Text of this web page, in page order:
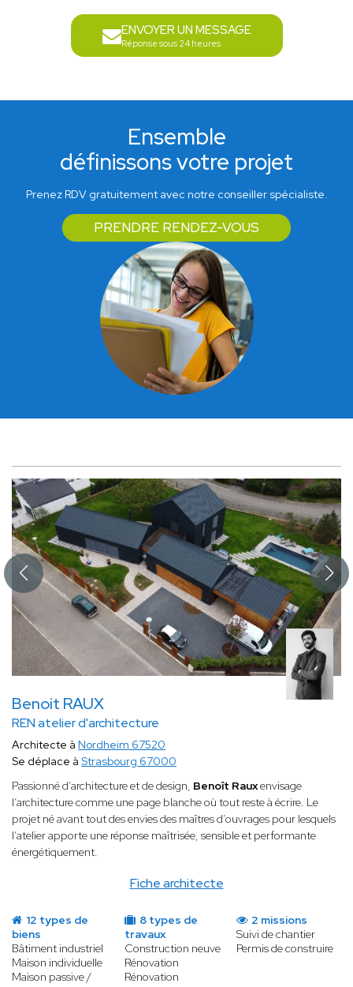
ENVOYER UN MESSAGE
Réponse sous 24 heures
Ensemble
définissons votre projet
Prenez RDV gratuitement avec notre conseiller spécialiste.
PRENDRE RENDEZ-VOUS
Benoit RAUX
REN atelier d'architecture
Fiche architecte
Architecte à Nordheim 67520
Se déplace à Strasbourg 67000
Passionné d’architecture et de design, Benoît Rauxenvisage
l’architecture comme une page blanche où tout reste à écrire. Le
projet né avant tout des envies des maîtres d’ouvrages pour lesquels
l’atelier apporte une réponse maîtrisée, sensible et performante
énergétiquement.
12 types de
biens
Bâtiment industriel
Maison individuelle
Maison passive /
8 types de
travaux
Construction neuve
Rénovation
Rénovation
2 missions
Suivi de chantier
Permis de construire